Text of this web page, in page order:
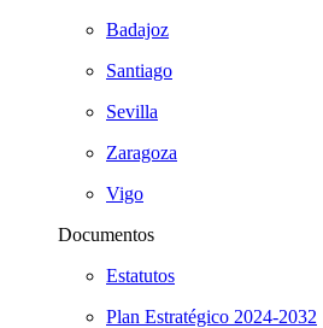
Badajoz
Santiago
Sevilla
Zaragoza
Vigo
Documentos
Estatutos
Plan Estratégico 2024-2032